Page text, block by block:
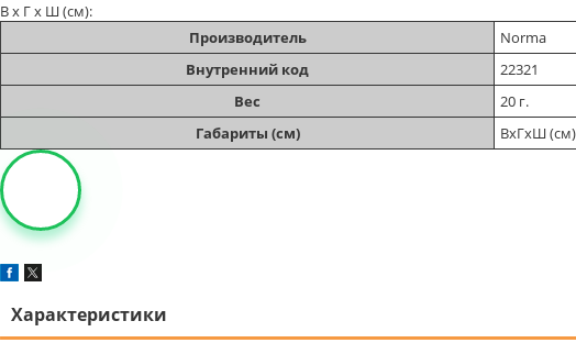
В х Г х Ш (см):
Производитель
Norma
Внутренний код
22321
Вес
20 г.
Габариты (см)
ВхГхШ
Характеристики